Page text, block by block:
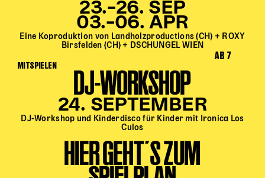
23.–26. SEP
03.–06. APR
Eine Koproduktion von Landholzproductions (CH) + ROXY
Birsfelden (CH) + DSCHUNGEL WIEN
AB 7
MITSPIELEN DJ-WORKSHOP
24. SEPTEMBER
DJ-Workshop und Kinderdisco für Kinder mit Ironica Los
Culos
HIER GEHT´S ZUM